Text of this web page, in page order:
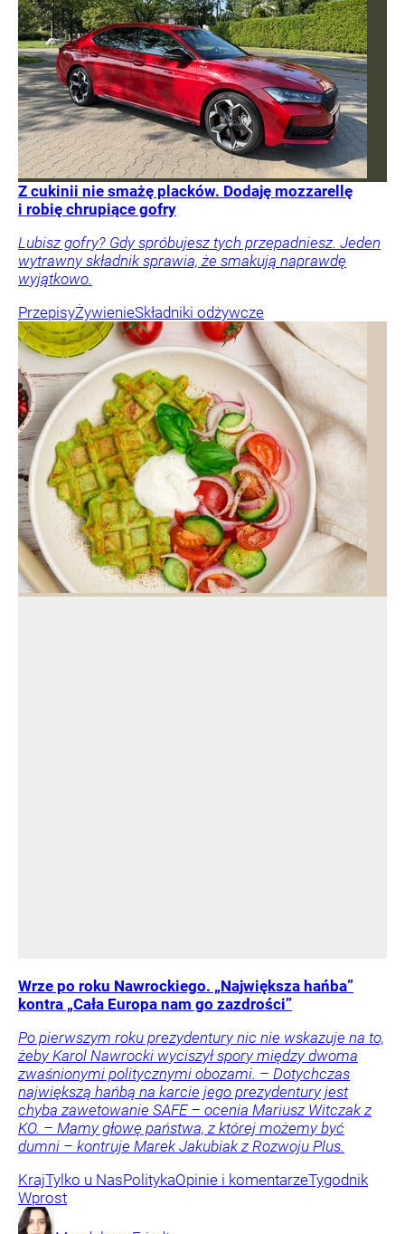
Z cukinii nie smażę placków. Dodaję mozzarellę
i robię chrupiące gofry
Lubisz gofry? Gdy spróbujesz tych przepadniesz. Jeden
wytrawny składnik sprawia, że smakują naprawdę
wyjątkowo.
PrzepisyŻywienieSkładniki odżywcze
Wrze po roku Nawrockiego. „Największa hańba”
kontra „Cała Europa nam go zazdrości”
Po pierwszym roku prezydentury nic nie wskazuje na to,
żeby Karol Nawrocki wyciszył spory między dwoma
zwaśnionymi politycznymi obozami. – Dotychczas
największą hańbą na karcie jego prezydentury jest
chyba zawetowanie SAFE – ocenia Mariusz Witczak z
KO. – Mamy głowę państwa, z której możemy być
dumni – kontruje Marek Jakubiak z Rozwoju Plus.
KrajTylko u NasPolitykaOpinie i komentarzeTygodnik
Wprost